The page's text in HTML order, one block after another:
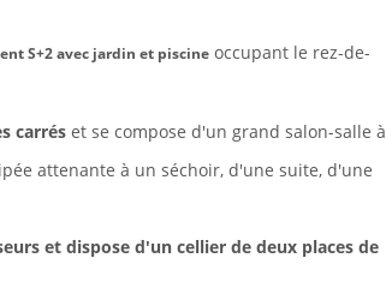
S+2 avec jardin et piscine occupant le rez-de-
carrés et se compose d'un grand salon-salle à
attenante à un séchoir, d'une suite, d'une
et dispose d'un cellier de deux places de